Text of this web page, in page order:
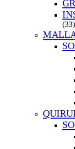
(33)